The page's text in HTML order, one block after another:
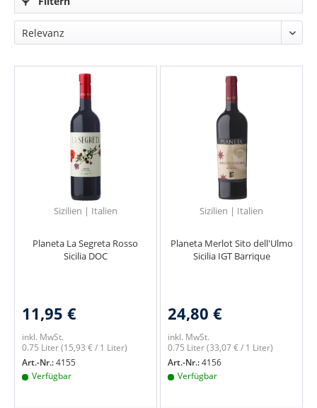
Sizilien | Italien
Planeta La Segreta Rosso
Sicilia DOC
11,95 €
inkl. MwSt.
0.75 Liter(15,93 € / 1 Liter)
Art.-Nr.:4155
Verfügbar
Sizilien | Italien
Planeta Merlot Sito dell'Ulmo
Sicilia IGT Barrique
24,80 €
inkl. MwSt.
0.75 Liter(33,07 € / 1 Liter)
Art.-Nr.:4156
Verfügbar